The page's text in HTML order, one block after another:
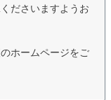
ださいますようお
ホームページをご